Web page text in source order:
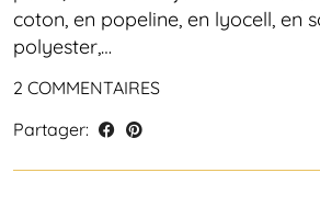
coton, en popeline, en lyocell, en
polyester,…
2 COMMENTAIRES
Partager: